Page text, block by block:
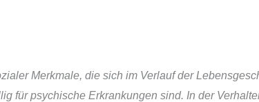
Merkmale, die sich im Verlauf der
für psychische Erkrankungen sind. In der